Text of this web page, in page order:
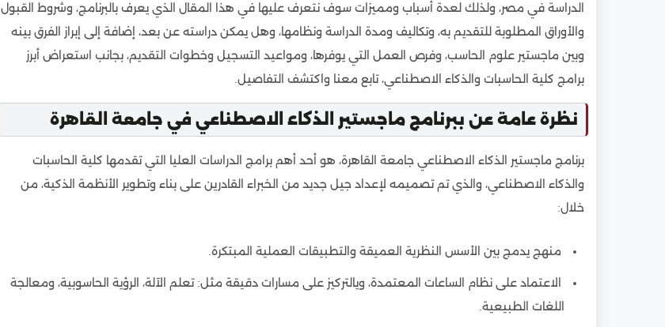
الأوراق المطلوبة للتقديم في ماجستير الذكاء الاصطناعي جامعة القاهرة
5
مدة دراسة ماجستير الذكاء الاصطناعي جامعة القاهرة
6
نظام دراسة ماجستير الذكاء الاصطناعي جامعة القاهرة
7
هل يمكن دراسة ماجستير الذكاء الاصطناعي جامعة القاهرة عن بعد؟
8
الفرق بين ماجستير الذكاء الاصطناعي وماجستير علوم الحاسب في جامعة القاهرة
9
فرص العمل بعد الحصول على ماجستير الذكاء الاصطناعي من جامعة القاهرة
10
برامج الدكتوراه:
11
هل شهادة ماجستير الذكاء الاصطناعي جامعة القاهرة معتمدة دوليًا؟
مواعيد التسجيل لماجستير الذكاء الاصطناعي جامعة القاهرة
الدراسة في مصر، ولذلك لعدة أسباب ومميزات سوف نتعرف عليها في هذا المقال الذي يعرف بالبرنامج، وشروط القبول
والأوراق المطلوبة للتقديم به، وتكاليف ومدة الدراسة ونظامها، وهل يمكن دراسته عن بعد، إضافة إلى إبراز الفرق بينه
وبين ماجستير علوم الحاسب، وفرص العمل التي يوفرها، ومواعيد التسجيل وخطوات التقديم، بجانب استعراض أبرز
برامج كلية الحاسبات والذكاء الاصطناعي، تابع معنا واكتشف التفاصيل.
نظرة عامة عن ببرنامج ماجستير الذكاء الاصطناعي في جامعة القاهرة
برنامج ماجستير الذكاء الاصطناعي جامعة القاهرة، هو أحد أهم برامج الدراسات العليا التي تقدمها كلية الحاسبات
والذكاء الاصطناعي، والذي تم تصميمه لإعداد جيل جديد من الخبراء القادرين على بناء وتطوير الأنظمة الذكية، من
خلال:
منهج يدمج بين الأسس النظرية العميقة والتطبيقات العملية المبتكرة.
الاعتماد على نظام الساعات المعتمدة، ويالتركيز على مسارات دقيقة مثل: تعلم الآلة، الرؤية الحاسوبية، ومعالجة
اللغات الطبيعية.